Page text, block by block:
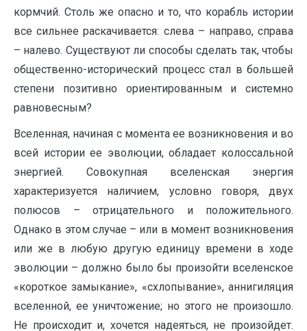
кормчий. Столь же опасно и то, что корабль истории
все сильнее раскачивается: слева – направо, справа
– налево. Существуют ли способы сделать так, чтобы
общественно-исторический процесс стал в большей
степени позитивно ориентированным и системно
равновесным?
Вселенная, начиная с момента ее возникновения и во
всей истории ее эволюции, обладает колоссальной
энергией. Совокупная вселенская энергия
характеризуется наличием, условно говоря, двух
полюсов – отрицательного и положительного.
Однако в этом случае – или в момент возникновения
или же в любую другую единицу времени в ходе
эволюции – должно было бы произойти вселенское
«короткое замыкание», «схлопывание», аннигиляция
вселенной, ее уничтожение; но этого не произошло.
Не происходит и, хочется надеяться, не произойдет.